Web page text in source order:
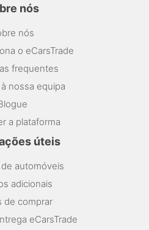
nós
nós
o eCarsTrade
frequentes
nossa equipa
a plataforma
úteis
automóveis
adicionais
de comprar
eCarsTrade